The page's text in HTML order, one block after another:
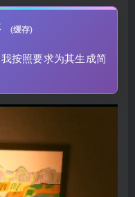
(缓存)
按照要求为其生成简